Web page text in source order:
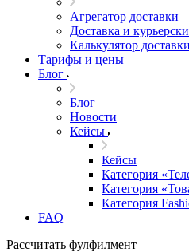
Агрегатор доставки
Доставка и
Калькулятор доставки
Тарифы и цены
Блог
Блог
Новости
Кейсы
Кейсы
Категория
Категория
Категория
FAQ
Рассчитать фулфилмент